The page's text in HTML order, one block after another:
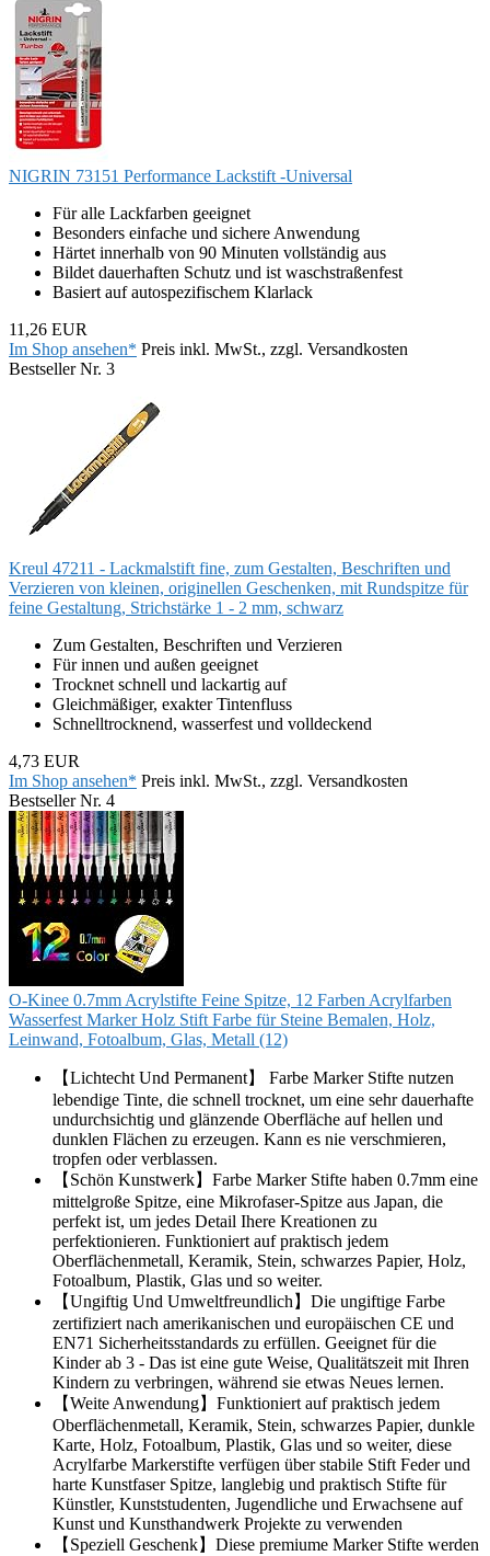
NIGRIN 73151 Performance Lackstift -Universal
Für alle Lackfarben geeignet
Besonders einfache und sichere Anwendung
Härtet innerhalb von 90 Minuten vollständig aus
Bildet dauerhaften Schutz und ist waschstraßenfest
Basiert auf autospezifischem Klarlack
11,26 EUR
Im Shop ansehen* Preis inkl. MwSt., zzgl. Versandkosten
Bestseller Nr. 3
Kreul 47211 - Lackmalstift fine, zum Gestalten, Beschriften und
Verzieren von kleinen, originellen Geschenken, mit Rundspitze für
feine Gestaltung, Strichstärke 1 - 2 mm, schwarz
Zum Gestalten, Beschriften und Verzieren
Für innen und außen geeignet
Trocknet schnell und lackartig auf
Gleichmäßiger, exakter Tintenfluss
Schnelltrocknend, wasserfest und volldeckend
4,73 EUR
Im Shop ansehen* Preis inkl. MwSt., zzgl. Versandkosten
Bestseller Nr. 4
O-Kinee 0.7mm Acrylstifte Feine Spitze, 12 Farben Acrylfarben
Wasserfest Marker Holz Stift Farbe für Steine Bemalen, Holz,
Leinwand, Fotoalbum, Glas, Metall (12)
【Lichtecht Und Permanent】 Farbe Marker Stifte nutzen
lebendige Tinte, die schnell trocknet, um eine sehr dauerhafte
undurchsichtig und glänzende Oberfläche auf hellen und
dunklen Flächen zu erzeugen. Kann es nie verschmieren,
tropfen oder verblassen.
【Schön Kunstwerk】Farbe Marker Stifte haben 0.7mm eine
mittelgroße Spitze, eine Mikrofaser-Spitze aus Japan, die
perfekt ist, um jedes Detail Ihere Kreationen zu
perfektionieren. Funktioniert auf praktisch jedem
Oberflächenmetall, Keramik, Stein, schwarzes Papier, Holz,
Fotoalbum, Plastik, Glas und so weiter.
【Ungiftig Und Umweltfreundlich】Die ungiftige Farbe
zertifiziert nach amerikanischen und europäischen CE und
EN71 Sicherheitsstandards zu erfüllen. Geeignet für die
Kinder ab 3 - Das ist eine gute Weise, Qualitätszeit mit Ihren
Kindern zu verbringen, während sie etwas Neues lernen.
【Weite Anwendung】Funktioniert auf praktisch jedem
Oberflächenmetall, Keramik, Stein, schwarzes Papier, dunkle
Karte, Holz, Fotoalbum, Plastik, Glas und so weiter, diese
Acrylfarbe Markerstifte verfügen über stabile Stift Feder und
harte Kunstfaser Spitze, langlebig und praktisch Stifte für
Künstler, Kunststudenten, Jugendliche und Erwachsene auf
Kunst und Kunsthandwerk Projekte zu verwenden
【Speziell Geschenk】Diese premiume Marker Stifte werden